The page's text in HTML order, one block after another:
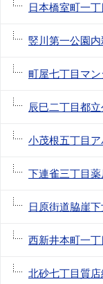
日本橋室町一
竪川第一公園
町屋七丁目マ
辰巳二丁目都
小茂根五丁目
下連雀三丁目
日原街道脇崖
西新井本町一
北砂七丁目質